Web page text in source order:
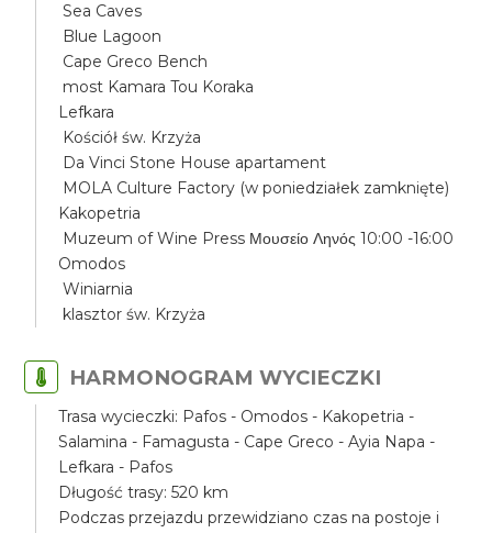
Sea Caves
Blue Lagoon
Cape Greco Bench
most Kamara Tou Koraka
Lefkara
Kościół św. Krzyża
Da Vinci Stone House apartament
MOLA Culture Factory (w poniedziałek zamknięte)
Kakopetria
Muzeum of Wine Press Μουσείο Ληνός 10:00 -16:00
Omodos
Winiarnia
klasztor św. Krzyża
HARMONOGRAM WYCIECZKI
Trasa wycieczki: Pafos - Omodos - Kakopetria -
Salamina - Famagusta - Cape Greco - Ayia Napa -
Lefkara - Pafos
Długość trasy: 520 km
Podczas przejazdu przewidziano czas na postoje i